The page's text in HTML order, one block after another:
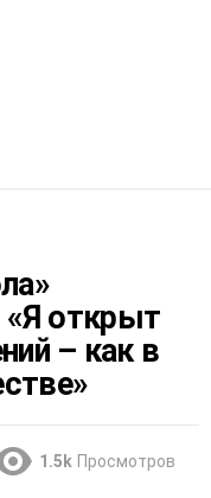
«Я открыт
– как в
1.5k Просмотров